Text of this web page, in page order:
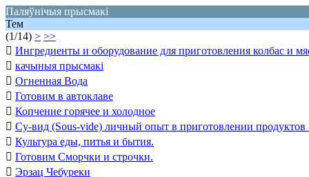
Паляўнiчыя прысмакi
Тем
(1/14) > >>
 Ингредиенты и оборудование для приготовления колбас и
 качыныя прысмакі
 Огненная Вода
 Готовим в автоклаве
 Копчение горячее и холодное
 Су-вид (Sous-vide) личный опыт в приготовлении
 Культура еды, питья и бытия.
 Готовим Сморчки и строчки.
 Эрзац Чебуреки